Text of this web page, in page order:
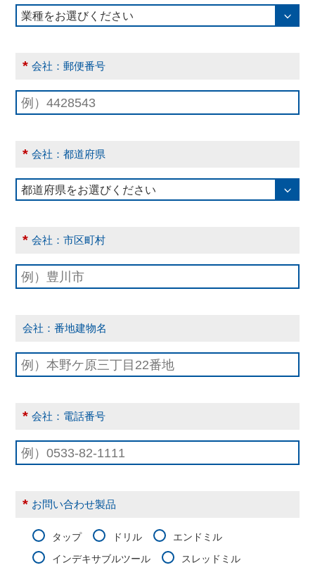
* 会社：郵便番号
* 会社：都道府県
* 会社：市区町村
会社：番地建物名
* 会社：電話番号
* お問い合わせ製品
タップ ドリル
エンドミル
インデキサブルツール
スレッドミル